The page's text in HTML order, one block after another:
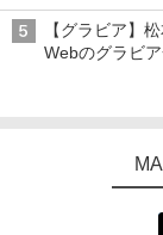
【グラビア】
Webのグラビ